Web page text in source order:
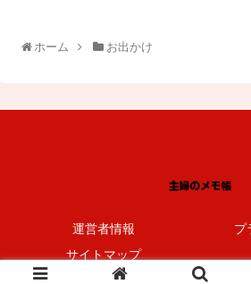
ホーム お出かけ
運営者情報
プ
サイトマップ